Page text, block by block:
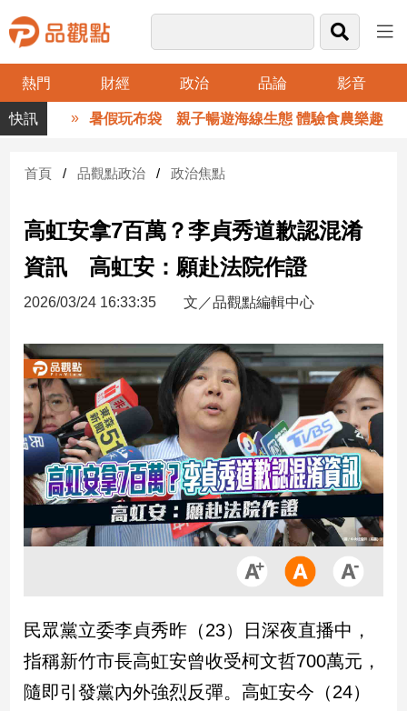
熱門 財經 政治 品論 影音
品
觀
財
台
財
新
產
經/
股
市
房
地
產
品
政
治
政
治
暑假玩布袋 親子暢遊海線生態 體驗食農樂趣
首頁 品觀點政治 政治焦點
高虹安拿7百萬？李貞秀道歉認混淆
資訊 高虹安：願赴法院作證
2026/03/24 16:33:35 文／品觀點編輯中心
民眾黨立委李貞秀昨（23）日深夜直播中，
指稱新竹市長高虹安曾收受柯文哲700萬元，
隨即引發黨內外強烈反彈。高虹安今（24）